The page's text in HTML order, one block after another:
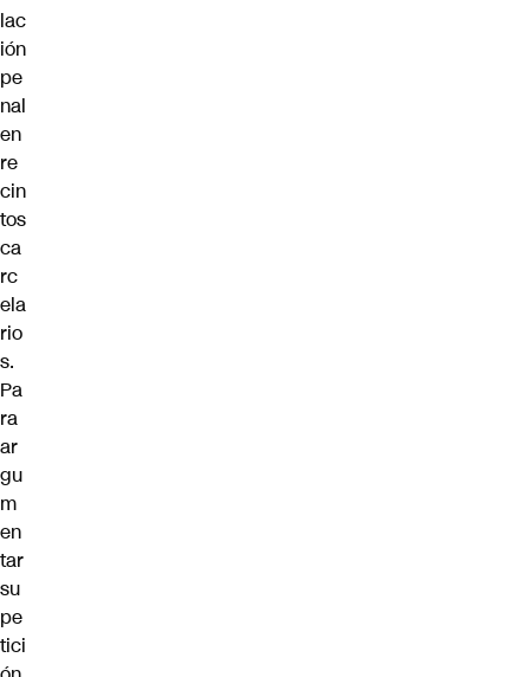
lac
ión
pe
nal
en
re
cin
tos
ca
rc
ela
rio
s.
Pa
ra
ar
gu
m
en
tar
su
pe
tici